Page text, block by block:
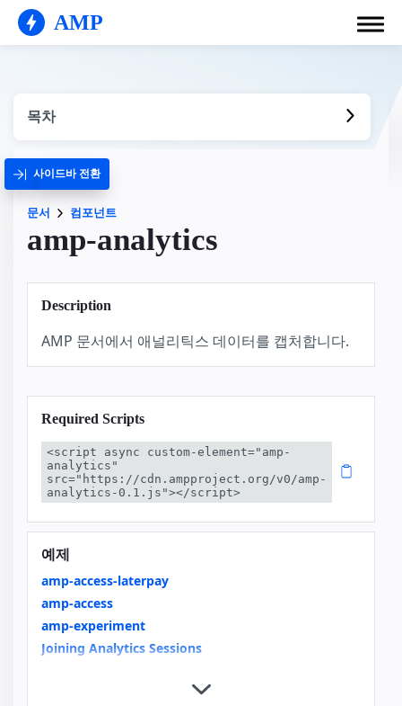
AMP
목차
사이드바 전환
문서 컴포넌트
amp-analytics
Description
AMP 문서에서 애널리틱스 데이터를 캡처합니다.
Required Scripts
<script async custom-element="amp-
analytics"
src="https://cdn.ampproject.org/v0/amp-
analytics-0.1.js"></script>
예제
amp-access-laterpay
amp-access
amp-experiment
Joining Analytics Sessions